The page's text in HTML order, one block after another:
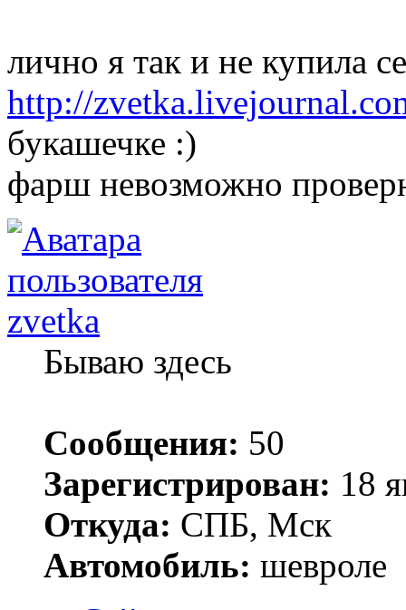
лично я так и не купила
http://
букашечке :)
фарш невозможно
zvetka
Бываю здесь
Сообщения: 50
Зарегистрирован: 18
Откуда: СПБ, Мск
Автомобиль: шевроле